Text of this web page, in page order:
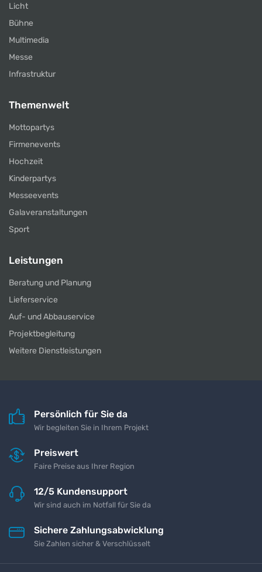
Licht
Bühne
Multimedia
Messe
Infrastruktur
Themenwelt
Mottopartys
Firmenevents
Hochzeit
Kinderpartys
Messeevents
Galaveranstaltungen
Sport
Leistungen
Beratung und Planung
Lieferservice
Auf- und Abbauservice
Projektbegleitung
Weitere Dienstleistungen
Persönlich für Sie da
Wir begleiten Sie in Ihrem Projekt
Preiswert
Faire Preise aus Ihrer Region
12/5 Kundensupport
Wir sind auch im Notfall für Sie da
Sichere Zahlungsabwicklung
Sie Zahlen sicher & Verschlüsselt